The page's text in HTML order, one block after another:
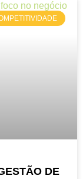
DE